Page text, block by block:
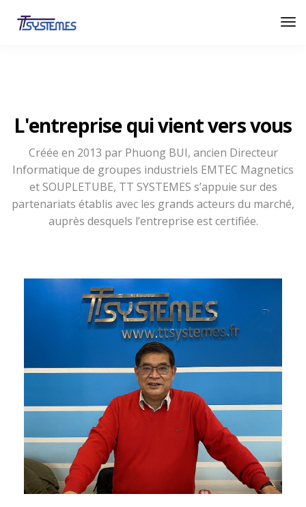
L'entreprise qui vient vers vous
Créée en 2013 par Phuong BUI, ancien Directeur
Informatique de groupes industriels EMTEC Magnetics
et SOUPLETUBE, TT SYSTEMES s’appuie sur des
partenariats établis avec les grands acteurs du marché,
auprès desquels l’entreprise est certifiée.